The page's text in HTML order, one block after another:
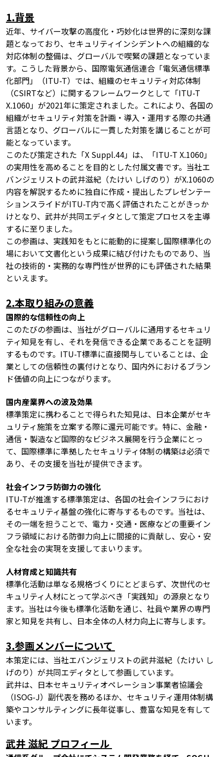
1.背景
近年、サイバー攻撃の高度化・巧妙化は世界的に深刻な課
題となっており、セキュリティインシデントへの組織的な
対応体制の整備は、グローバルで喫緊の課題となっていま
す。こうした背景から、国際電気通信連合「電気通信標準
化部門」（ITU-T）では、組織のセキュリティ対応体制
（CSIRTなど）に関するフレームワークとして「ITU-T
X.1060」が2021年に策定されました。これにより、各国の
組織がセキュリティ対策を計画・導入・運用する際の共通
言語となり、グローバルに一貫した対策を講じることが可
能となっています。
このたび策定された「X Suppl.44」は、「ITU-T X.1060」
の実用性を高めることを目的とした付属文書です。当社エ
バンジェリストの武井滋紀（たけい しげのり）がX.1060の
内容を解説するために独自に作成・提出したプレゼンテー
ションスライドがITU-T内で高く評価されたことがきっか
けとなり、武井が共同エディタとして策定プロセスを主導
するに至りました。
この参画は、実践知をもとに能動的に提案し国際標準化の
場において文書化という成果に結び付けたものであり、当
社の技術的・実務的な専門性が世界的にも評価された結果
といえます。
2.本取り組みの意義
国際的な信頼性の向上
このたびの参画は、当社がグローバルに通用するセキュリ
ティ知見を有し、それを発信できる企業であることを証明
するものです。ITU-T標準に直接関与していることは、企
業としての信頼性の裏付けとなり、国内外におけるブラン
ド価値の向上につながります。
国内産業界への波及効果
標準策定に携わることで得られた知見は、日本企業がセキ
ュリティ施策を立案する際に還元可能です。特に、金融・
通信・製造など国際的なビジネス展開を行う企業にとっ
て、国際標準に準拠したセキュリティ体制の構築は必須で
あり、その支援を当社が提供できます。
社会インフラ防御力の強化
ITU-Tが推進する標準策定は、各国の社会インフラにおけ
るセキュリティ基盤の強化に寄与するものです。当社は、
その一端を担うことで、電力・交通・医療などの重要イン
フラ領域における防御力向上に間接的に貢献し、安心・安
全な社会の実現を支援してまいります。
人材育成と知識共有
標準化活動は単なる規格づくりにとどまらず、次世代のセ
キュリティ人材にとって学ぶべき「実践知」の源泉となり
ます。当社は今後も標準化活動を通じ、社員や業界の専門
家と知見を共有し、日本全体の人材力向上に寄与します。
3.参画メンバーについて
本策定には、当社エバンジェリストの武井滋紀（たけい し
げのり）が共同エディタとして参画しています。
武井は、日本セキュリティオペレーション事業者協議会
（ISOG-J）副代表を務めるほか、セキュリティ運用体制構
築やコンサルティングに長年従事し、豊富な知見を有して
います。
武井 滋紀 プロフィール